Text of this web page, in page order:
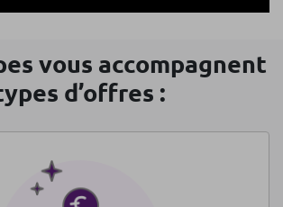
vous accompagnent
d’offres :